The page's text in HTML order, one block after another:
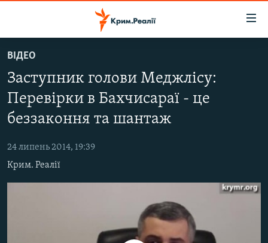
до
основного
матеріалу
Перейти
до
навігації
Перейти
до
НОВИНИ
ВОДА.КРИМ
ВІДЕО ТА ФОТО
БЛОГИ
ПОГЛЯД
ВІДЕО
Заступник голови Меджлісу:
Перевірки в Бахчисараї - це
беззаконня та шантаж
24 липень 2014, 19:39
Крим. Реалії